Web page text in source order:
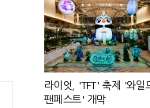
라이엇, 'TFT' 축제 '와일
팬페스트' 개막